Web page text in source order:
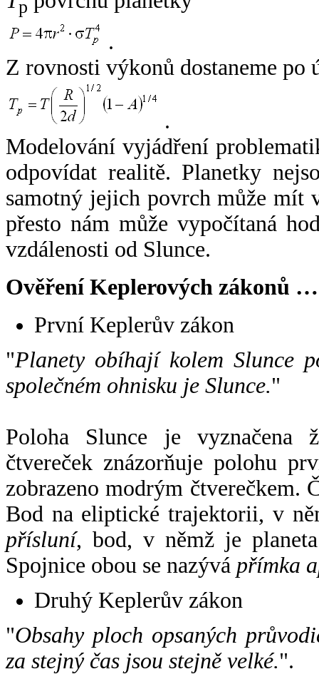
p
.
Z rovnosti výkonů dostaneme po
.
Modelování vyjádření
odpovídat realitě. Planetky
samotný jejich povrch může mít
přesto nám může vypočítaná
vzdálenosti od Slunce.
Ověření Keplerových zákonů …
První Keplerův zákon
"Planety obíhají kolem Slunce
společném ohnisku je Slunce."
Poloha Slunce je vyznačena
čtvereček znázorňuje polohu
zobrazeno modrým čtverečkem.
Bod na eliptické trajektorii, v
přísluní, bod, v němž je
Spojnice obou se nazývá přímka
Druhý Keplerův zákon
"Obsahy ploch opsaných
za stejný čas jsou stejně velké.".